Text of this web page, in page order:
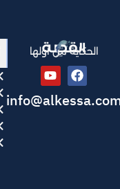
الحكاية من أولها